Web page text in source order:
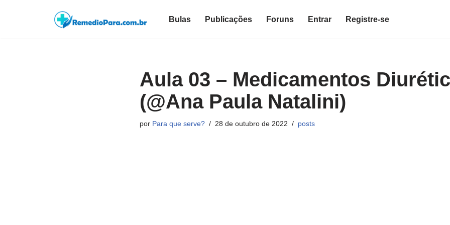
Bulas Publicações Foruns Entrar Registre-se
Aula 03 – Medicamentos
(@Ana Paula Natalini)
por Para que serve? 28 de outubro de 2022 posts